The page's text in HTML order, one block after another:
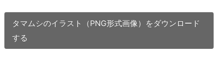
タマムシのイラスト（PNG形式画像）をダウンロード
する